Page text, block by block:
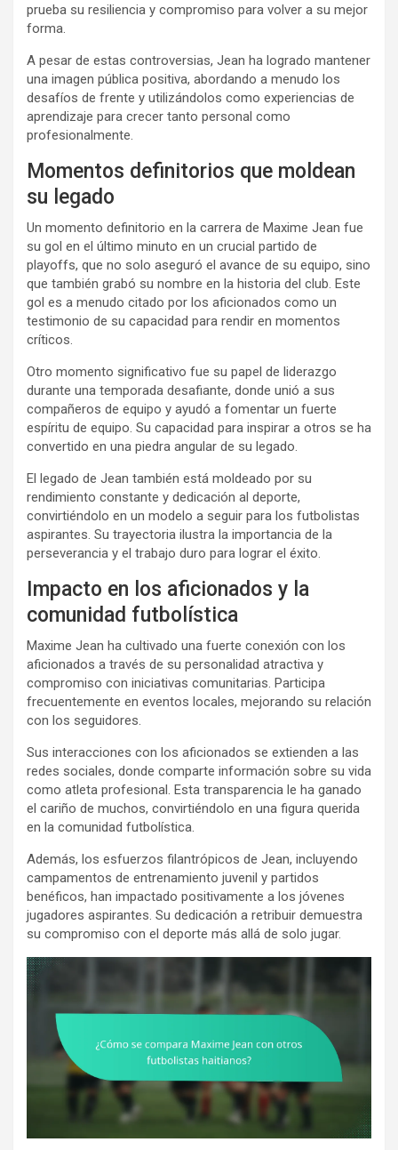
prueba su resiliencia y compromiso para volver a su mejor
forma.
A pesar de estas controversias, Jean ha logrado mantener
una imagen pública positiva, abordando a menudo los
desafíos de frente y utilizándolos como experiencias de
aprendizaje para crecer tanto personal como
profesionalmente.
Momentos definitorios que moldean
su legado
Un momento definitorio en la carrera de Maxime Jean fue
su gol en el último minuto en un crucial partido de
playoffs, que no solo aseguró el avance de su equipo, sino
que también grabó su nombre en la historia del club. Este
gol es a menudo citado por los aficionados como un
testimonio de su capacidad para rendir en momentos
críticos.
Otro momento significativo fue su papel de liderazgo
durante una temporada desafiante, donde unió a sus
compañeros de equipo y ayudó a fomentar un fuerte
espíritu de equipo. Su capacidad para inspirar a otros se ha
convertido en una piedra angular de su legado.
El legado de Jean también está moldeado por su
rendimiento constante y dedicación al deporte,
convirtiéndolo en un modelo a seguir para los futbolistas
aspirantes. Su trayectoria ilustra la importancia de la
perseverancia y el trabajo duro para lograr el éxito.
Impacto en los aficionados y la
comunidad futbolística
Maxime Jean ha cultivado una fuerte conexión con los
aficionados a través de su personalidad atractiva y
compromiso con iniciativas comunitarias. Participa
frecuentemente en eventos locales, mejorando su relación
con los seguidores.
Sus interacciones con los aficionados se extienden a las
redes sociales, donde comparte información sobre su vida
como atleta profesional. Esta transparencia le ha ganado
el cariño de muchos, convirtiéndolo en una figura querida
en la comunidad futbolística.
Además, los esfuerzos filantrópicos de Jean, incluyendo
campamentos de entrenamiento juvenil y partidos
benéficos, han impactado positivamente a los jóvenes
jugadores aspirantes. Su dedicación a retribuir demuestra
su compromiso con el deporte más allá de solo jugar.